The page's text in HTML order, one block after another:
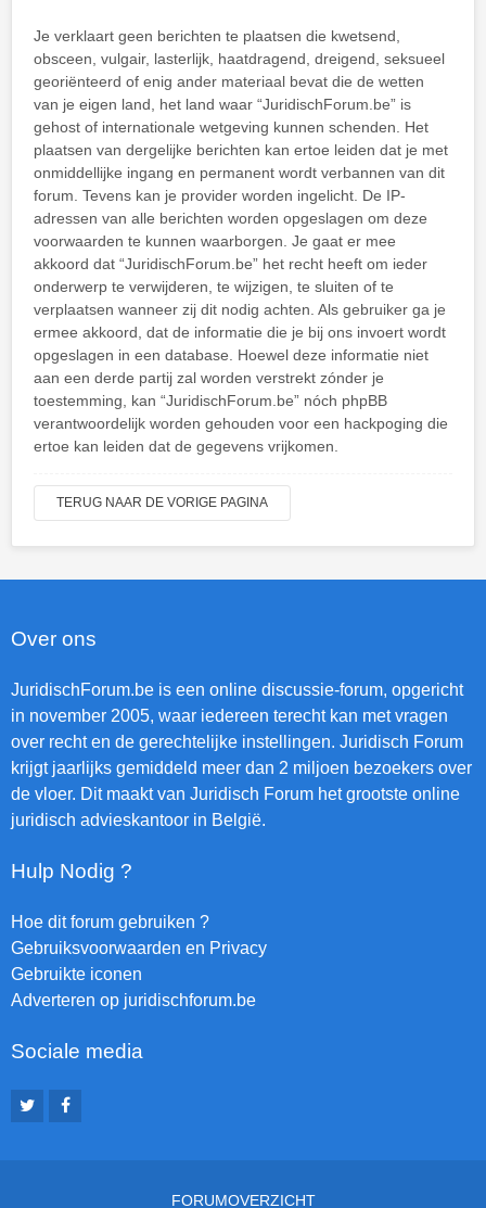
Je verklaart geen berichten te plaatsen die kwetsend,
obsceen, vulgair, lasterlijk, haatdragend, dreigend, seksueel
georiënteerd of enig ander materiaal bevat die de wetten
van je eigen land, het land waar “JuridischForum.be” is
gehost of internationale wetgeving kunnen schenden. Het
plaatsen van dergelijke berichten kan ertoe leiden dat je met
onmiddellijke ingang en permanent wordt verbannen van dit
forum. Tevens kan je provider worden ingelicht. De IP-
adressen van alle berichten worden opgeslagen om deze
voorwaarden te kunnen waarborgen. Je gaat er mee
akkoord dat “JuridischForum.be” het recht heeft om ieder
onderwerp te verwijderen, te wijzigen, te sluiten of te
verplaatsen wanneer zij dit nodig achten. Als gebruiker ga je
ermee akkoord, dat de informatie die je bij ons invoert wordt
opgeslagen in een database. Hoewel deze informatie niet
aan een derde partij zal worden verstrekt zónder je
toestemming, kan “JuridischForum.be” nóch phpBB
verantwoordelijk worden gehouden voor een hackpoging die
ertoe kan leiden dat de gegevens vrijkomen.
TERUG NAAR DE VORIGE PAGINA
Over ons
JuridischForum.be is een online discussie-forum, opgericht
in november 2005, waar iedereen terecht kan met vragen
over recht en de gerechtelijke instellingen. Juridisch Forum
krijgt jaarlijks gemiddeld meer dan 2 miljoen bezoekers over
de vloer. Dit maakt van Juridisch Forum het grootste online
juridisch advieskantoor in België.
Hulp Nodig ?
Hoe dit forum gebruiken ?
Gebruiksvoorwaarden en Privacy
Gebruikte iconen
Adverteren op juridischforum.be
Sociale media
FORUMOVERZICHT